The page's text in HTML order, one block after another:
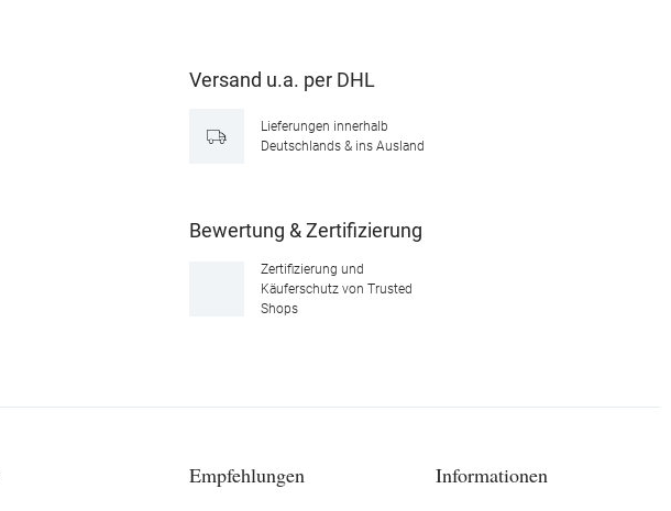
Versand u.a. per DHL
Lieferungen innerhalb
Deutschlands & ins Ausland
Bewertung & Zertifizierung
Zertifizierung und
Käuferschutz von Trusted
Shops
Empfehlungen Informationen